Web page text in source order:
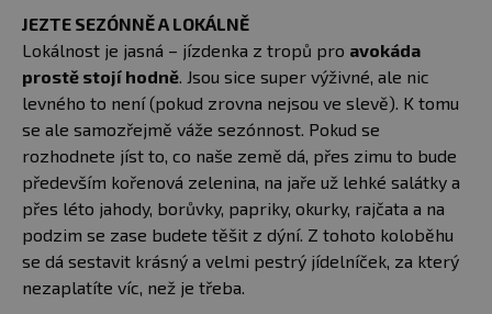
JEZTE SEZÓNNĚ A LOKÁLNĚ
Lokálnost je jasná – jízdenka z tropů pro avokáda
prostě stojí hodně. Jsou sice super výživné, ale nic
levného to není (pokud zrovna nejsou ve slevě). K tomu
se ale samozřejmě váže sezónnost. Pokud se
rozhodnete jíst to, co naše země dá, přes zimu to bude
především kořenová zelenina, na jaře už lehké salátky a
přes léto jahody, borůvky, papriky, okurky, rajčata a na
podzim se zase budete těšit z dýní. Z tohoto koloběhu
se dá sestavit krásný a velmi pestrý jídelníček, za který
nezaplatíte víc, než je třeba.